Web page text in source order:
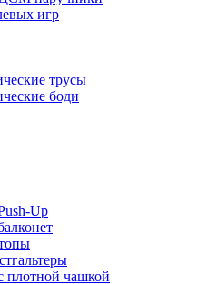
игр
трусы
боди
Up
плотной чашкой